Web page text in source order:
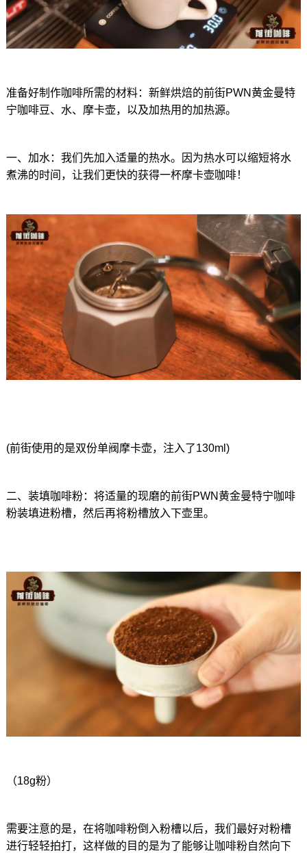
准备好制作咖啡所需的材料：新鲜烘焙的前街PWN黄金曼特
宁咖啡豆、水、摩卡壶，以及加热用的加热源。
一、加水：我们先加入适量的热水。因为热水可以缩短将水
煮沸的时间，让我们更快的获得一杯摩卡壶咖啡！
(前街使用的是双份单阀摩卡壶，注入了130ml)
二、装填咖啡粉：将适量的现磨的前街PWN黄金曼特宁咖啡
粉装填进粉槽，然后再将粉槽放入下壶里。
（18g粉）
需要注意的是，在将咖啡粉倒入粉槽以后，我们最好对粉槽
进行轻轻拍打，这样做的目的是为了能够让咖啡粉自然向下